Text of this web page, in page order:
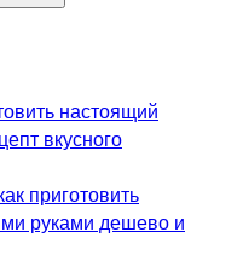
настоящий
вкусного
приготовить
руками дешево и